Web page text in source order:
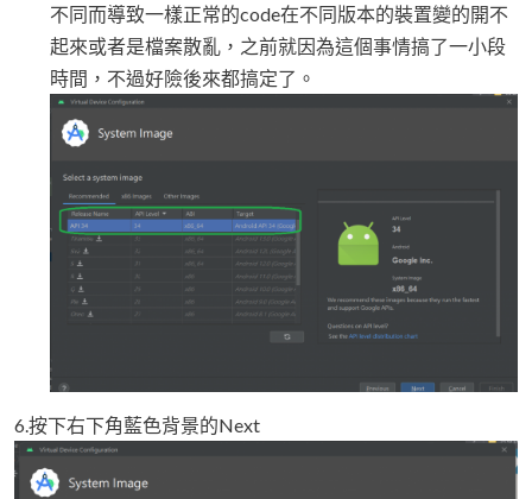
不同而導致一樣正常的code在不同版本的裝置變的開不
起來或者是檔案散亂，之前就因為這個事情搞了一小段
時間，不過好險後來都搞定了。
6.按下右下角藍色背景的Next